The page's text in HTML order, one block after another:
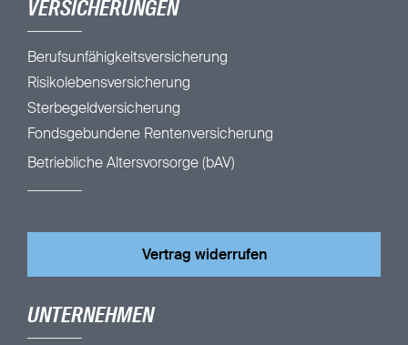
VERSICHERUNGEN
Berufsunfähigkeitsversicherung
Risikolebensversicherung
Sterbegeldversicherung
Fondsgebundene Rentenversicherung
Betriebliche Altersvorsorge (bAV)
Vertrag widerrufen
UNTERNEHMEN